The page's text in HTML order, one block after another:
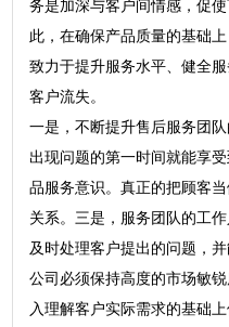
务是加深与客户间情感，促
此，在确保产品质量的基础
致力于提升服务水平、健全
客户流失。
一是，不断提升售后服务团
出现问题的第一时间就能享
品服务意识。真正的把顾客
关系。三是，服务团队的工
及时处理客户提出的问题，
公司必须保持高度的市场敏
入理解客户实际需求的基础